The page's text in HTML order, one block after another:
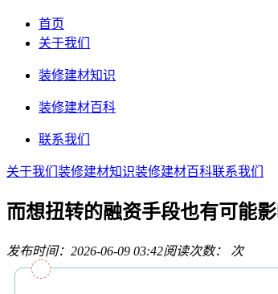
首页
关于我们
装修建材知识
装修建材百科
联系我们
关于我们 装修建材知识装修建材百科联系我们
而想扭转的融资手段也有可能
发布时间：2026-06-09 03:42阅读次数： 次